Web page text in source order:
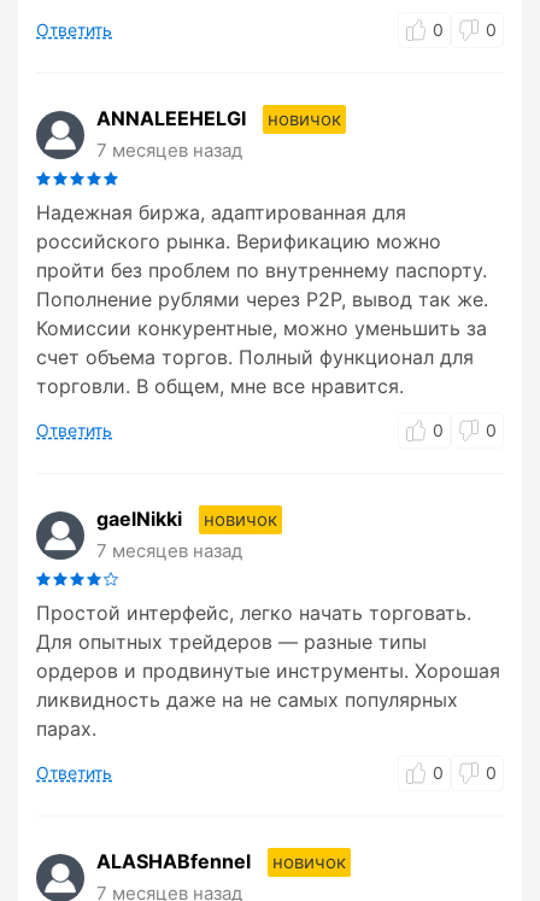
Ответить 0 0
ANNALEEHELGI
новичок
7 месяцев назад
Надежная биржа, адаптированная для
российского рынка. Верификацию можно
пройти без проблем по внутреннему паспорту.
Пополнение рублями через P2P, вывод так же.
Комиссии конкурентные, можно уменьшить за
счет объема торгов. Полный функционал для
торговли. В общем, мне все нравится.
Ответить 0 0
gaelNikki
новичок
7 месяцев назад
Простой интерфейс, легко начать торговать.
Для опытных трейдеров — разные типы
ордеров и продвинутые инструменты. Хорошая
ликвидность даже на не самых популярных
парах.
Ответить 0 0
ALASHABfennel
новичок
7 месяцев назад